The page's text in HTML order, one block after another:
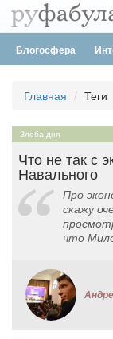
Блогосфера
Главная Теги
Злоба дня
Что не так с
Навального
Про
скажу
что